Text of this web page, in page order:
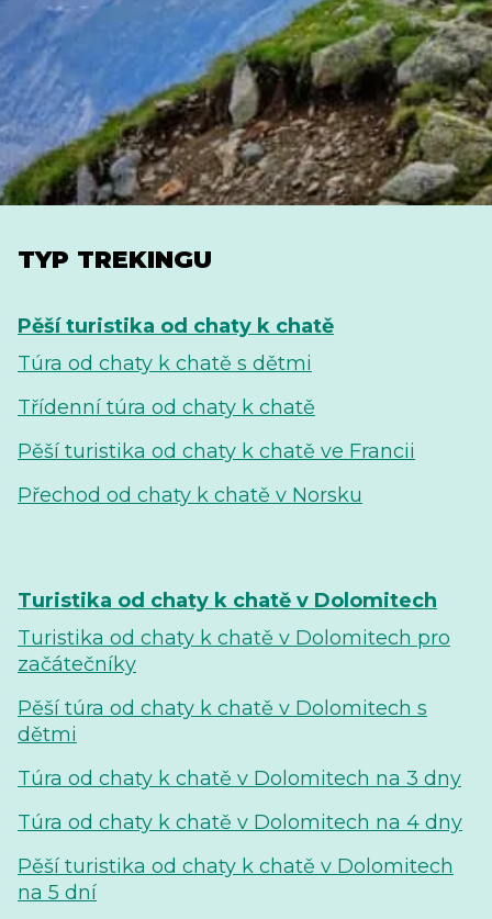
TYP TREKINGU
Pěší turistika od chaty k chatě
Túra od chaty k chatě s dětmi
Třídenní túra od chaty k chatě
Pěší turistika od chaty k chatě ve Francii
Přechod od chaty k chatě v Norsku
Turistika od chaty k chatě v Dolomitech
Turistika od chaty k chatě v Dolomitech pro
začátečníky
Pěší túra od chaty k chatě v Dolomitech s
dětmi
Túra od chaty k chatě v Dolomitech na 3 dny
Túra od chaty k chatě v Dolomitech na 4 dny
Pěší turistika od chaty k chatě v Dolomitech
na 5 dní